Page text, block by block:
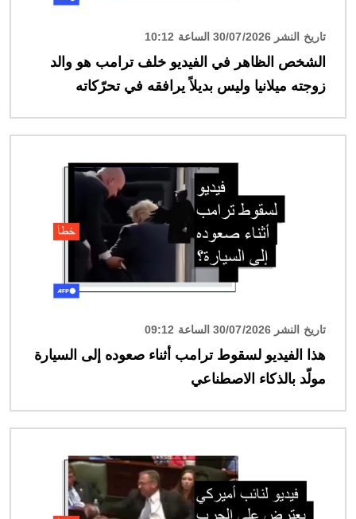
تاريخ النشر 30/07/2026 الساعة 10:12
الشخص الظاهر في الفيديو خلف ترامب هو والد
زوجته ميلانيا وليس بديلاً يرافقه في تحرّكاته
تاريخ النشر 30/07/2026 الساعة 09:12
هذا الفيديو لسقوط ترامب أثناء صعوده إلى السيارة
مولّد بالذكاء الاصطناعي